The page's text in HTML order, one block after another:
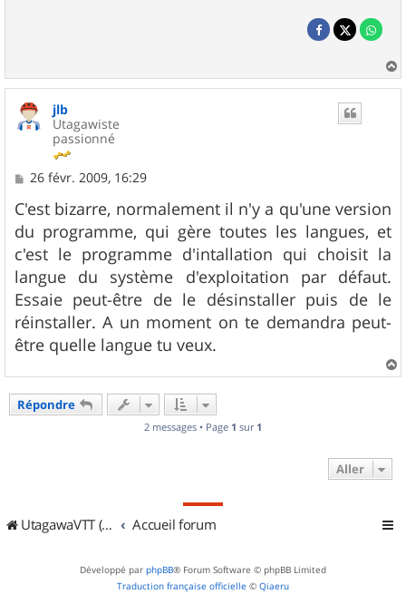
a
jlb
Utagawiste
passionné
M
s
s
a
g
e
26 févr. 2009, 16:29
C'est bizarre, normalement il n'y a qu'une version
du programme, qui gère toutes les langues, et
c'est le programme d'intallation qui choisit la
langue du système d'exploitation par défaut.
Essaie peut-être de le désinstaller puis de le
réinstaller. A un moment on te demandra peut-
être quelle langue tu veux.
a
Répondre
2 messages • Page 1 sur 1
Aller
UtagawaVTT (Randos VTT et VTTAE avec traces GPS) Accueil forum
Développé par phpBB® Forum Software © phpBB Limited
Traduction française officielle © Qiaeru